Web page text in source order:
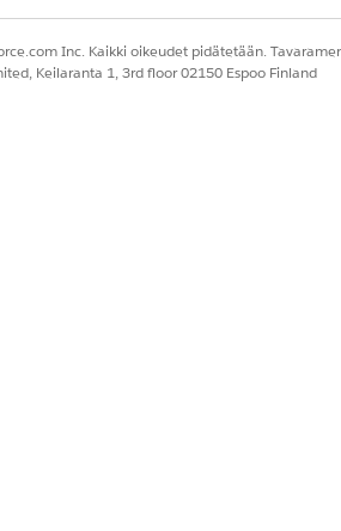
sisään
Inc. Kaikki oikeudet pidätetään.
Keilaranta 1, 3rd floor 02150 Espoo Finland